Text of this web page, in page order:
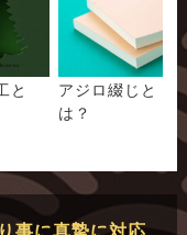
と
アジロ綴じと
は？
事に真摯に対応